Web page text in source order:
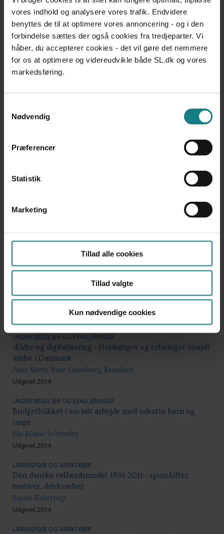
vores indhold og analysere vores trafik. Endvidere
benyttes de til at optimere vores annoncering - og i den
forbindelse sættes der også cookies fra tredjeparter. Vi
håber, du accepterer cookies - det vil gøre det nemmere
for os at optimere og videreudvikle både SL.dk og vores
markedsføring.
Nødvendig
Præferencer
Statistik
Marketing
Tillad alle cookies
Tillad valgte
Kun nødvendige cookies
Socialstyrelsen
Udgivet 2015
DOKUMENTATION OG UDVIKLINGSARBEJDE
Menneskerettigheder i Danmark - Status 2014-2015. Et
sammendrag
Institut for Menneskerettigheder
Projekt særforanstaltninger
Pejstrup, et al.
LÆREBØGER OG VÆRKTØJER
Socialt arbejde i en foranderlig verden
Udgivet 2015
evaluering af det tværsektorielle samarbejde omkring
etableringen af Klinik for ikke-psykotiske sindslidelser
og misbrug på Psykiatrisk Center Glostrup
Martin Sandberg Buch, Katrine Schepelern Johansen,
UNDERSØGELSER OG EVALUERINGER
Ældre og digitalisering - Holdninger og erfaringer blandt
ældre i Danmark
Anu Siren, Sine Grønborg Knudsen
Udgivet 2014
UNDERSØGELSER OG EVALUERINGER
Budgetblikket i socialt arbejde med udsatte børn og
unge
Ida Marie Schrøder
Udgivet 2014
LÆREBØGER OG VÆRKTØJER
Den danske velfærdsmodel 1891-2011 - sporskifter,
motiver, drivkræfter
Søren Kolstrup
Udgivet 2014
LÆREBØGER OG VÆRKTØJER